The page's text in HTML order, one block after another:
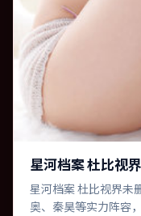
星河档案 杜比视
星河档案 杜比视界未
奥、秦昊等实力阵容